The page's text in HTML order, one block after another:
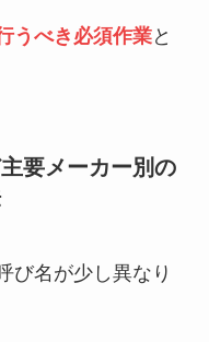
うべき必須作業と
要メーカー別の
び名が少し異なり